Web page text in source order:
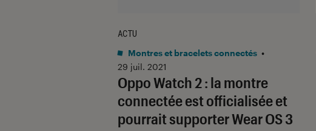
Oppo Watch 2 : la montre
connectée est officialisée et
pourrait supporter Wear OS 3
ACTU
Montres et bracelets connectés •
29 juil. 2021